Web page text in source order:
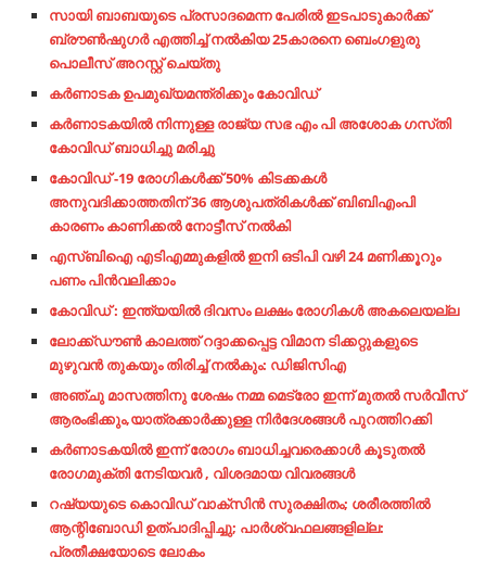
സായി ബാബയുടെ പ്രസാദമെന്ന പേരില്‍ ഇടപാടുകാര്‍ക്ക്
ബ്രൗണ്‍ഷുഗര്‍ എത്തിച്ച്‌ നല്‍കിയ 25കാരനെ ബെം​ഗളുരു
പൊലീസ് അറസ്റ്റ് ചെയ്തു
ക​ര്‍​ണാ​ട​ക ഉ​പ​മു​ഖ്യ​മ​ന്ത്രി​ക്കും കോ​വി​ഡ്
കർണാടകയിൽ നിന്നുള്ള രാജ്യ സഭ എം പി അശോക ഗസ്‌തി
കോവിഡ് ബാധിച്ചു മരിച്ചു
കോവിഡ് -19 രോഗികൾക്ക് 50% കിടക്കകൾ
അനുവദിക്കാത്തതിന് 36 ആശുപത്രികൾക്ക് ബിബിഎംപി
കാരണം കാണിക്കൽ നോട്ടീസ് നൽകി
എസ്ബിഐ എടിഎമ്മുകളില്‍ ഇനി ഒടിപി വഴി 24 മണിക്കൂറും
പണം പിന്‍വലിക്കാം
കോവിഡ് : ഇന്ത്യയില്‍ ദിവസം ലക്ഷം രോ​ഗികള്‍ അകലെയല്ല
ലോക്ക്ഡൗൺ കാലത്ത് റദ്ദാക്കപ്പെട്ട വിമാന ടിക്കറ്റുകളുടെ
മുഴുവൻ തുകയും തിരിച്ച് നൽകും: ഡിജിസിഎ
അഞ്ചു മാസത്തിനു ശേഷം നമ്മ മെട്രോ ഇന്ന് മുതൽ സർവീസ്
ആരംഭിക്കും,യാത്രക്കാർക്കുള്ള നിർദേശങ്ങൾ പുറത്തിറക്കി
കർണാടകയിൽ ഇന്ന് രോഗം ബാധിച്ചവരെക്കാൾ കൂടുതൽ
രോഗമുക്തി നേടിയവർ , വിശദമായ വിവരങ്ങൾ
റഷ്യയുടെ കൊവിഡ് വാക്‌സിൻ സുരക്ഷിതം; ശരീരത്തിൽ
ആന്റിബോഡി ഉത്പാദിപ്പിച്ചു; പാർശ്വഫലങ്ങളില്ല:
പ്രതീക്ഷയോടെ ലോകം